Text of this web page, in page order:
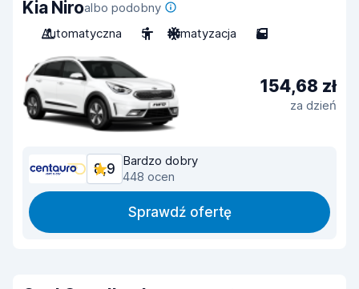
Kia Niroalbo podobny
Automatyczna
5 Klimatyzacja 5
154,68 zł
za dzień
8,9
Bardzo dobry
448 ocen
Sprawdź ofertę